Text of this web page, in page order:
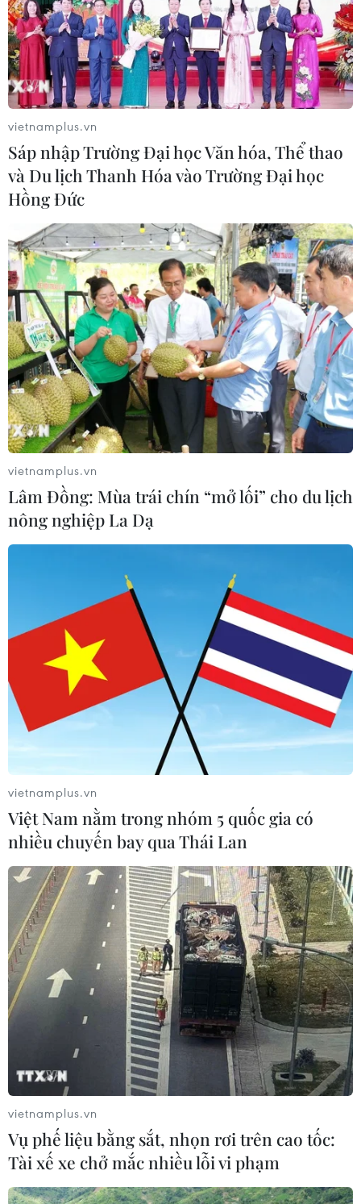
vietnamplus.vn
Sáp nhập Trường Đại học Văn hóa, Thể thao
và Du lịch Thanh Hóa vào Trường Đại học
Hồng Đức
vietnamplus.vn
Lâm Đồng: Mùa trái chín “mở lối” cho du lịch
nông nghiệp La Dạ
vietnamplus.vn
Việt Nam nằm trong nhóm 5 quốc gia có
nhiều chuyến bay qua Thái Lan
vietnamplus.vn
Vụ phế liệu bằng sắt, nhọn rơi trên cao tốc:
Tài xế xe chở mắc nhiều lỗi vi phạm